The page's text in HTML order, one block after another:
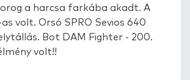
a harcsa farkába akadt. A
volt. Orsó SPRO Sevios 640
Bot DAM Fighter - 200.
volt!!